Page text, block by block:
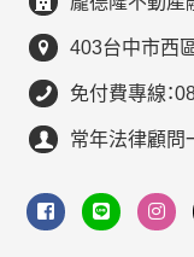
403台中市西
免付費專線：
常年法律顧問